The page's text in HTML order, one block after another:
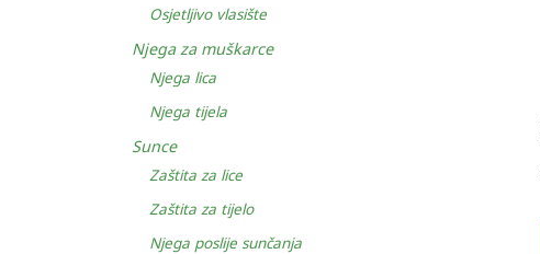
Osjetljivo vlasište
Njega za muškarce
Njega lica
Njega tijela
Sunce
Zaštita za lice
Zaštita za tijelo
Njega poslije sunčanja